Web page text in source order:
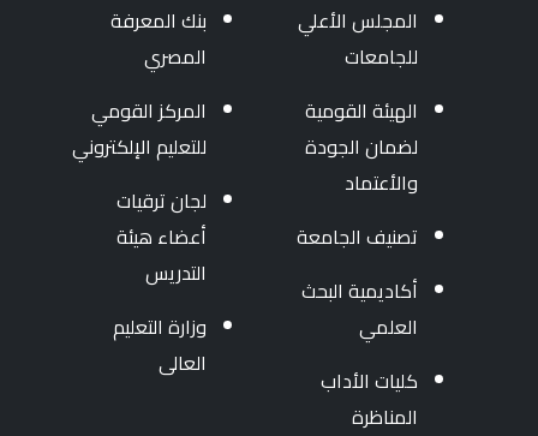
المجلس الأعلي
للجامعات
الهيئة القومية
لضمان الجودة
والأعتماد
تصنيف الجامعة
أكاديمية البحث
العلمي
كليات الأداب
المناظرة
بنك المعرفة
المصري
المركز القومي
للتعليم الإلكتروني
لجان ترقيات
أعضاء هيئة
التدريس
وزارة التعليم
العالى